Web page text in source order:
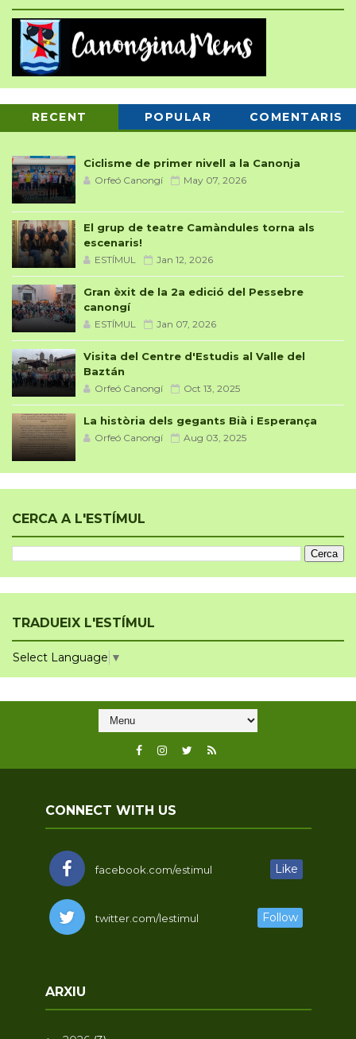
RECENT POPULAR COMENTARIS
Ciclisme de primer nivell a la Canonja
Orfeó Canongí May 07, 2026
El grup de teatre Camàndules torna als
escenaris!
ESTÍMUL Jan 12, 2026
Gran èxit de la 2a edició del Pessebre
canongí
ESTÍMUL Jan 07, 2026
Visita del Centre d'Estudis al Valle del
Baztán
Orfeó Canongí Oct 13, 2025
La història dels gegants Bià i Esperança
Orfeó Canongí Aug 03, 2025
CERCA A L'ESTÍMUL
TRADUEIX L'ESTÍMUL
Select Language ▼
CONNECT WITH US
facebook.com/estimul Like
twitter.com/lestimul Follow
ARXIU